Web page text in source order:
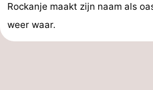
Rockanje maakt zijn naam als
weer waar.